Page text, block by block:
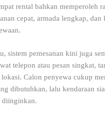
rental bahkan memperoleh
cepat, armada lengkap, dan
sistem pemesanan kini juga
telepon atau pesan singkat,
Calon penyewa cukup
dibutuhkan, lalu kendaraan
diinginkan.